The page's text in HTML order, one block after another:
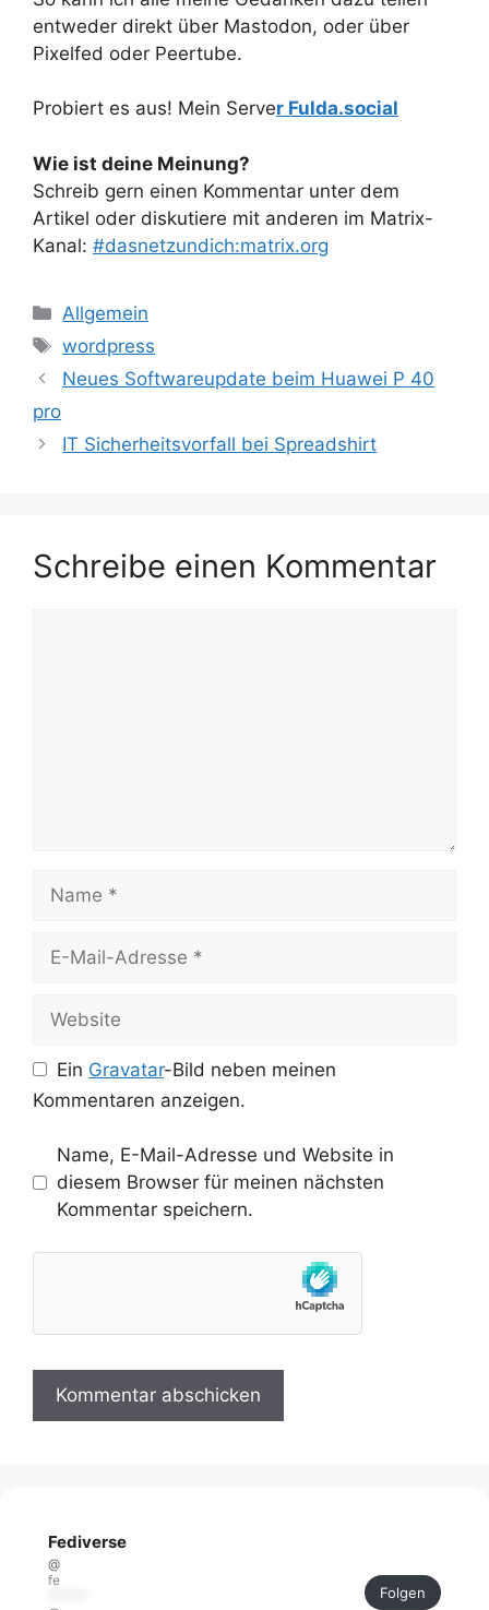
entweder direkt über Mastodon, oder über
Pixelfed oder Peertube.
Probiert es aus! Mein Server Fulda.social
Wie ist deine Meinung?
Schreib gern einen Kommentar unter dem
Artikel oder diskutiere mit anderen im Matrix-
Kanal: #dasnetzundich:matrix.org
Kategorien
Allgemein
Schlagwörter
wordpress
Neues Softwareupdate beim Huawei P 40
pro
IT Sicherheitsvorfall bei Spreadshirt
Schreibe einen Kommentar
Mail-
Ein Gravatar-Bild neben meinen
Kommentaren anzeigen.
Name, E-Mail-Adresse und Website in
diesem Browser für meinen nächsten
Kommentar speichern.
Fediverse
@
fe
Folgen